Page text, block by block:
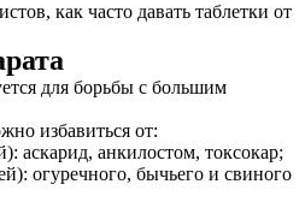
как часто давать таблетки от
для борьбы с большим
избавиться от:
аскарид, анкилостом, токсокар;
огуречного, бычьего и свиного